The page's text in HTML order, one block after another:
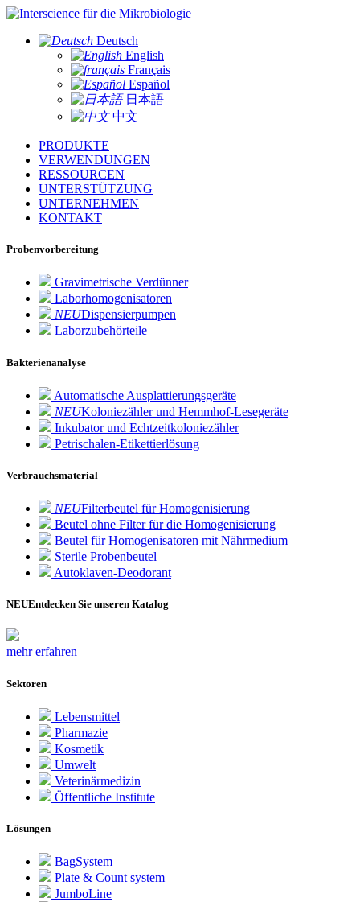
für die Mikrobiologie
Deutsch
English
Français
Español
日本語
中文
PRODUKTE
VERWENDUNGEN
RESSOURCEN
UNTERSTÜTZUNG
UNTERNEHMEN
KONTAKT
Probenvorbereitung
Gravimetrische Verdünner
Laborhomogenisatoren
NEUDispensierpumpen
Laborzubehörteile
Bakterienanalyse
Automatische Ausplattierungsgeräte
NEUKoloniezähler und Hemmhof-Lesegeräte
Inkubator und Echtzeitkoloniezähler
Petrischalen-Etikettierlösung
Verbrauchsmaterial
NEUFilterbeutel für Homogenisierung
Beutel ohne Filter für die Homogenisierung
Beutel für Homogenisatoren mit Nährmedium
Sterile Probenbeutel
Autoklaven-Deodorant
NEUEntdecken Sie unseren Katalog
mehr erfahren
Sektoren
Lebensmittel
Pharmazie
Kosmetik
Umwelt
Veterinärmedizin
Öffentliche Institute
Lösungen
BagSystem
Plate & Count system
JumboLine